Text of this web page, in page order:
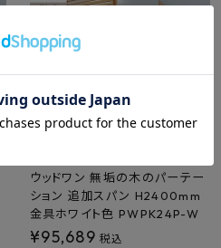
ウッドワン 無垢の木のパーテー
ション 追加スパン H2400mm
金具ホワイト色 PWPK24P-W
¥95,689 税込